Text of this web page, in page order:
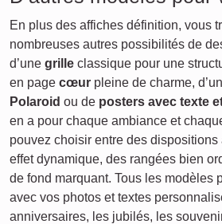
En plus des affiches définition, vous
nombreuses autres possibilités de
d’une grille classique pour une
en page cœur pleine de charme,
Polaroid ou de posters avec texte
en a pour chaque ambiance et
pouvez choisir entre des
effet dynamique, des rangées bien
de fond marquant. Tous les modèles
avec vos photos et textes
anniversaires, les jubilés, les